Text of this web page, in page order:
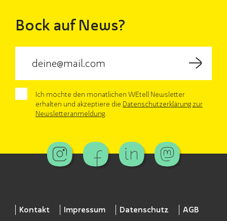
Bock auf News?
Ich möchte den monatlichen WEtell Newsletter
erhalten und akzeptiere die Datenschutzerklärung zur
Newsletteranmeldung
Kontakt Impressum Datenschutz
AGB